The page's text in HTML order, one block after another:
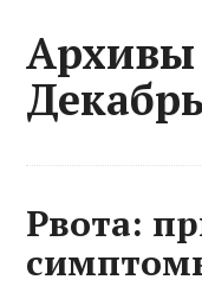
Архивы
Рвота: